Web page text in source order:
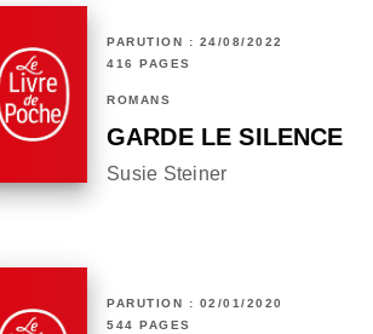
PARUTION : 24/08/2022
416 PAGES
ROMANS
GARDE LE SILENCE
Susie Steiner
PARUTION : 02/01/2020
544 PAGES